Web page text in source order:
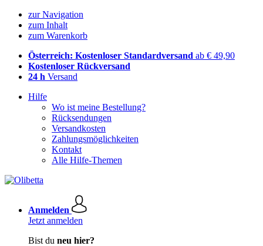
zur Navigation
zum Inhalt
zum Warenkorb
Österreich: Kostenloser Standardversand ab € 49,90
Kostenloser Rückversand
24 h Versand
Hilfe
Wo ist meine Bestellung?
Rücksendungen
Versandkosten
Zahlungsmöglichkeiten
Kontakt
Alle Hilfe-Themen
Anmelden
Jetzt anmelden
Bist du neu hier?